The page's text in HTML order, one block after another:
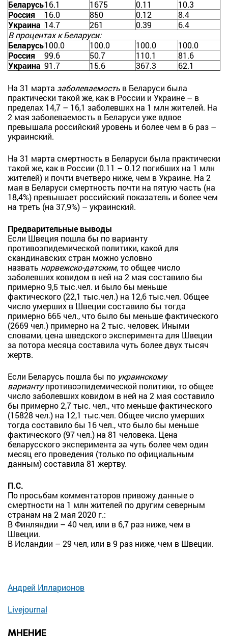
Беларусь16.1 1675 0.11
10.3
Россия
16.0 850 0.12
8.4
Украина 14.7 261 0.39
6.4
В процентах к Беларуси:
Беларусь100.0 100.0 100.0
100.0
Россия
99.6 50.7 110.1
81.6
Украина 91.7 15.6 367.3 62.1
На 31 марта заболеваемость в Беларуси была
практически такой же, как в России и Украине – в
пределах 14,7 – 16,1 заболевших на 1 млн жителей. На
2 мая заболеваемость в Беларуси уже вдвое
превышала российский уровень и более чем в 6 раз –
украинский.
На 31 марта смертность в Беларуси была практически
такой же, как в России (0.11 – 0.12 погибших на 1 млн
жителей) и почти вчетверо ниже, чем в Украине. На 2
мая в Беларуси смертность почти на пятую часть (на
18,4%) превышает российский показатель и более чем
на треть (на 37,9%) – украинский.
Предварительные выводы
Если Швеция пошла бы по варианту
противоэпидемической политики, какой для
скандинавских стран можно условно
назвать норвежско-датским, то общее число
заболевших ковидом в ней на 2 мая составило бы
примерно 9,5 тыс.чел. и было бы меньше
фактического (22,1 тыс.чел.) на 12,6 тыс.чел. Общее
число умерших в Швеции составило бы тогда
примерно 665 чел., что было бы меньше фактического
(2669 чел.) примерно на 2 тыс. человек. Иными
словами, цена шведского эксперимента для Швеции
за потора месяца составила чуть более двух тысяч
жертв.
Если Беларусь пошла бы по украинскому
вариантупротивоэпидемической политики, то общее
число заболевших ковидом в ней на 2 мая составило
бы примерно 2,7 тыс. чел., что меньше фактического
(15828 чел.) на 12,1 тыс.чел. Общее число умерших
тогда составило бы 16 чел., что было бы меньше
фактического (97 чел.) на 81 человека. Цена
беларусского эксперимента за чуть более чем один
месяц его проведения (только по официальным
данным) составила 81 жертву.
П.С.
По просьбам комментаторов привожу данные о
смертности на 1 млн жителей по другим северным
странам на 2 мая 2020 г.:
В Финляндии – 40 чел, или в 6,7 раз ниже, чем в
Швеции.
В Исландии – 29 чел, или в 9 раз ниже, чем в Швеции.
Андрей Илларионов
Livejournal
МНЕНИЕ